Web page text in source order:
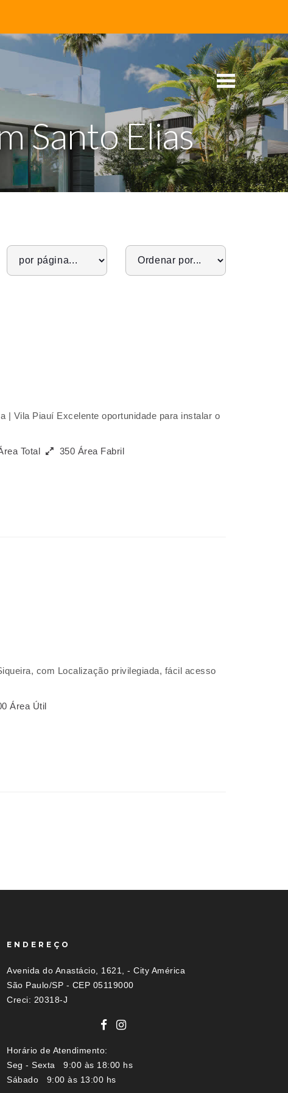
Santo Elias
| Vila Piauí Excelente oportunidade para instalar o
Total 350 Área Fabril
com Localização privilegiada, fácil acesso
Área Útil
ENDEREÇO
Avenida do Anastácio, 1621, - City América
São Paulo/SP - CEP 05119000
Creci: 20318-J
Horário de Atendimento:
Seg - Sexta 9:00 às 18:00 hs
Sábado 9:00 às 13:00 hs